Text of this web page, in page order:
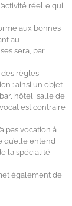
réelle qui
aux bonnes
au
sera, par
des règles
: ainsi un objet
hôtel, salle de
est contraire
pas vocation à
qu’elle entend
la spécialité
également de